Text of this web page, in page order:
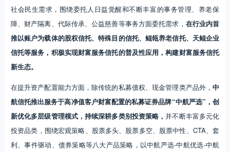
社会民生需求，围绕委托人日益觉醒和不断丰富的事务管理、养老保
障、财产隔离、代际传承、公益慈善等事务方面委托需求， 在行业内首
推以账户为载体的股权信托、特殊目的信托、鲲瓴养老信托、天鲲企业
信托等服务，积极实现财富服务信托的普及性应用，构建财富服务信托
新生态。
在提升资产配置能力方面，除传统的私募债权、现金管理类产品外，中
航信托推出服务于高净值客户财富配置的私募证券品牌“中航严选”，创
新优化多层级管理模式，持续深耕多类别投资策略，并不断丰富多元化
投资品类，围绕宏观策略、股票多头、股票多空、股票中性、CTA、套
利、事件驱动、债券策略等八大产品策略，以中航严选-中航优选-中航